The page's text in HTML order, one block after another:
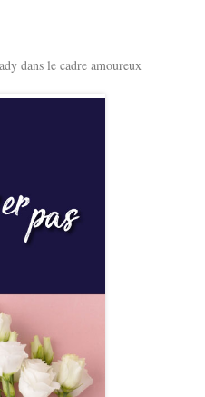
dans le cadre amoureux